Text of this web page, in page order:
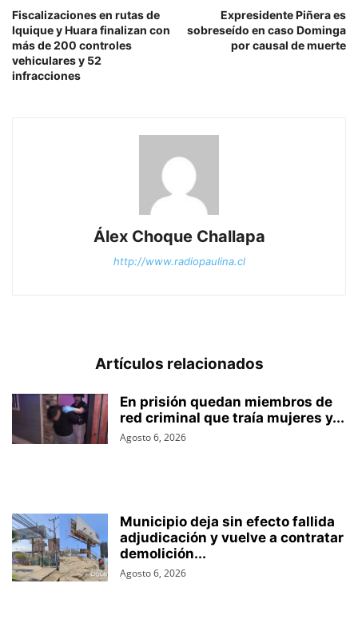
Fiscalizaciones en rutas de
Iquique y Huara finalizan con
más de 200 controles
vehiculares y 52
infracciones
Expresidente Piñera es
sobreseído en caso Dominga
por causal de muerte
Álex Choque Challapa
http://www.radiopaulina.cl
Artículos relacionados
En prisión quedan miembros de
red criminal que traía mujeres y...
Agosto 6, 2026
Municipio deja sin efecto fallida
adjudicación y vuelve a contratar
demolición...
Agosto 6, 2026